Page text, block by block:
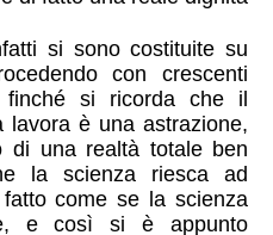
si sono costituite su
con crescenti
si ricorda che il
è una astrazione,
di una realtà totale ben
la scienza riesca ad
come se la scienza
e così si è appunto